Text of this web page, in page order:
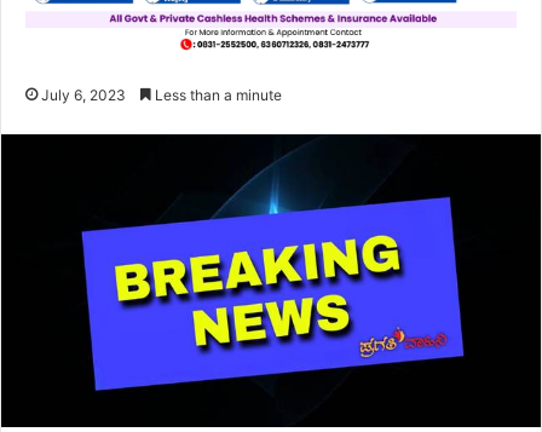
July 6, 2023 Less than a minute